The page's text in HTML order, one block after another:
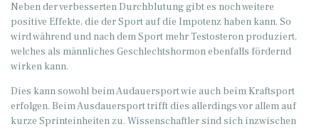
Neben der verbesserten Durchblutung gibt es noch weitere
positive Effekte, die der Sport auf die Impotenz haben kann. So
wird während und nach dem Sport mehr Testosteron produziert,
welches als männliches Geschlechtshormon ebenfalls fördernd
wirken kann.
Dies kann sowohl beim Audauersport wie auch beim Kraftsport
erfolgen. Beim Ausdauersport trifft dies allerdings vor allem auf
kurze Sprinteinheiten zu. Wissenschaftler sind sich inzwischen